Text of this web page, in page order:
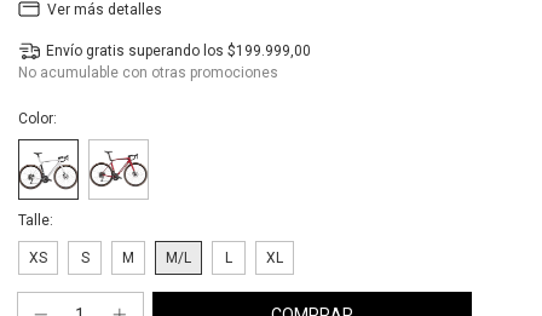
Ver más detalles
Envío gratis superando los $199.999,00
No acumulable con otras promociones
Color:
Talle:
XS S M M/L L XL